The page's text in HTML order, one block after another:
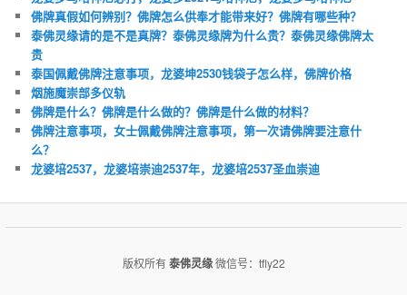
佛牌真假如何辨别？佛牌怎么供奉才能带来好？佛牌有哪些种？
泰佛灵缘请的是不是真牌？泰佛灵缘牌为什么贵？泰佛灵缘佛牌太
贵
泰国佩戴佛牌注意事项，龙婆坤2530钱袋子怎么样，佛牌价格
烟施魔崇部多仪轨
佛牌是什么？佛牌是什么做的？佛牌是什么做的材料？
佛牌注意事项，女士佩戴佛牌注意事项，第一次请佛牌要注意什
么？
龙婆培2537，龙婆培崇迪2537年，龙婆培2537圣血崇迪
版权所有泰佛灵缘微信号：tfly22